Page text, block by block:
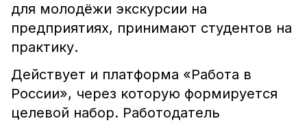
для молодёжи экскурсии на
предприятиях, принимают студентов на
практику.
Действует и платформа «Работа в
России», через которую формируется
целевой набор. Работодатель